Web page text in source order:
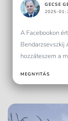
GECSE
2025-01-
A Facebookon
Bendarzsevszkij
hozzáteszem a
MEGNYITÁS